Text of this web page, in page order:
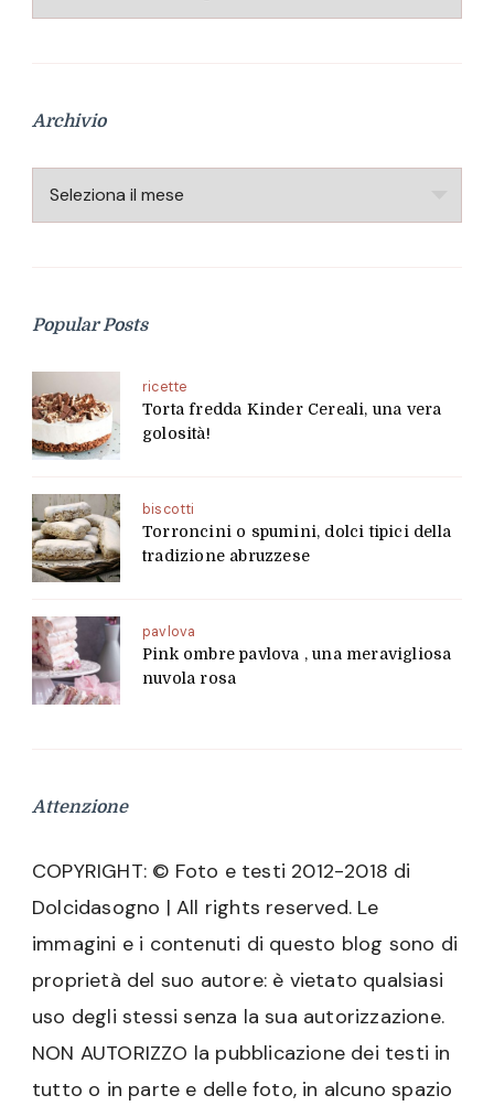
Archivio
Archivio
Popular Posts
ricette
Torta fredda Kinder Cereali, una vera
golosità!
biscotti
Torroncini o spumini, dolci tipici della
tradizione abruzzese
pavlova
Pink ombre pavlova , una meravigliosa
nuvola rosa
Attenzione
COPYRIGHT: © Foto e testi 2012-2018 di
Dolcidasogno | All rights reserved. Le
immagini e i contenuti di questo blog sono di
proprietà del suo autore: è vietato qualsiasi
uso degli stessi senza la sua autorizzazione.
NON AUTORIZZO la pubblicazione dei testi in
tutto o in parte e delle foto, in alcuno spazio